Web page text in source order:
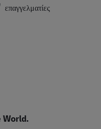
επαγγελματίες
World.